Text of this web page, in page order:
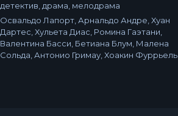
детектив, драма, мелодрама
Освальдо Лапорт, Арнальдо Андре, Хуан
Дартес, Хульета Диас, Ромина Гаэтани,
Валентина Басси, Бетиана Блум, Малена
Сольда, Антонио Гримау, Хоакин Фуррьель